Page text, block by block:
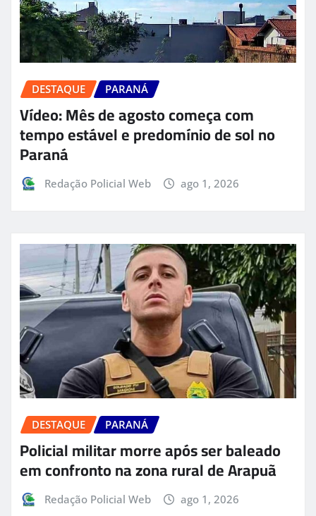
DESTAQUE PARANÁ
Vídeo: Mês de agosto começa com
tempo estável e predomínio de sol no
Paraná
Redação Policial Web ago 1, 2026
DESTAQUE PARANÁ
Policial militar morre após ser baleado
em confronto na zona rural de Arapuã
Redação Policial Web ago 1, 2026